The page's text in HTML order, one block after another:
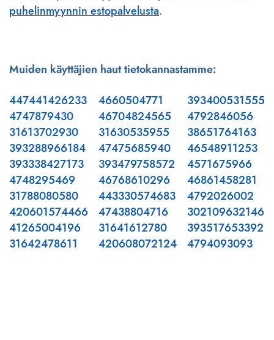
puhelinmyynnin estopalvelusta.
Muiden käyttäjien haut tietokannastamme:
447441426233
4747879430
31613702930
393288966184
393338427173
4748295469
31788080580
420601574466
41265004196
31642478611
4660504771
46704824565
31630535955
47475685940
393479758572
46768610296
443330574683
47438804716
31641612780
420608072124
393400531555
4792846056
38651764163
46548911253
4571675966
46861458281
4792026002
302109632146
393517653392
4794093093